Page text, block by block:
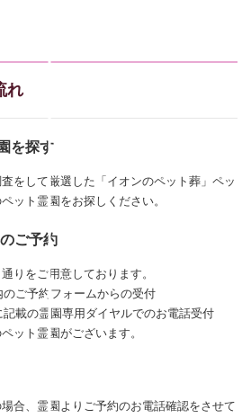
れ
を探す
をして厳選した「イオンのペット葬」ペッ
ット霊園をお探しください。
ご予約
りをご用意しております。
ご予約フォームからの受付
載の霊園専用ダイヤルでのお電話受付
ット霊園がございます。
合、霊園よりご予約のお電話確認をさせて